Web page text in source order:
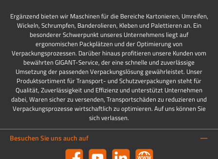
Ergänzend bieten wir Maschinen für die Bereiche Kartonieren, Umreifen,
Wickeln, Schrumpfen, Banderolieren, Kleben und Palettieren an. Ein
besonderer Schwerpunkt unseres Unternehmens liegt auf
ergonomischen Packplätzen und der Optimierung von
Verpackungsprozessen. Darüber hinaus profitieren unsere Kunden vom
bewährten GIGANT-Service, der eine schnelle und zuverlässige
Umsetzung der passenden Verpackungslösung gewährleistet. Unser
Produktsortiment für Transport- und Schutzverpackungen steht für
Qualität, Zuverlässigkeit und Effizienz und unterstützt Unternehmen
dabei, Waren sicher zu versenden, Transportschäden zu reduzieren und
Verpackungsprozesse wirtschaftlich zu optimieren. Auf uns können Sie
sich verlassen.
Besuchen Sie uns auch auf